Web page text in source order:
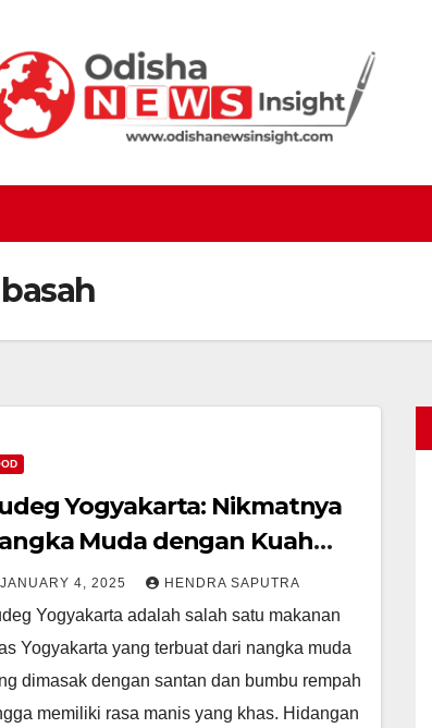
Yogyakarta: Nikmatnya
Muda dengan Kuah
JANUARY 4, 2025 HENDRA SAPUTRA
Yogyakarta adalah salah satu makanan
Yogyakarta yang terbuat dari nangka muda
dimasak dengan santan dan bumbu rempah
memiliki rasa manis yang khas. Hidangan